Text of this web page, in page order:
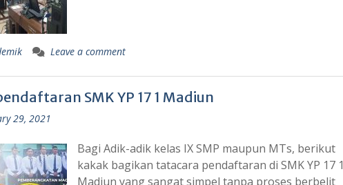
SMK YP 17 1 Madiun
Bagi Adik-adik kelas IX SMP maupun MTs, berikut
kakak bagikan tatacara pendaftaran di SMK YP 17 1
Madiun yang sangat simpel tanpa proses berbelit